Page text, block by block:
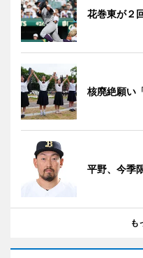
花巻東が２
核廃絶願い
平野、今季
も